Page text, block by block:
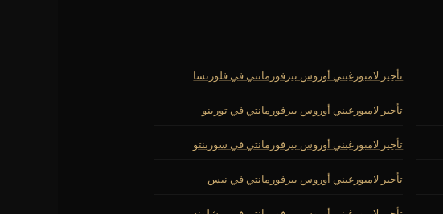
تأجير لامبورغيني أوروس بيرفورمانتي في فلورنسا
تأجير لامبورغيني أوروس بيرفورمانتي في تورينو
تأجير لامبورغيني أوروس بيرفورمانتي في سورينتو
تأجير لامبورغيني أوروس بيرفورمانتي في نيس